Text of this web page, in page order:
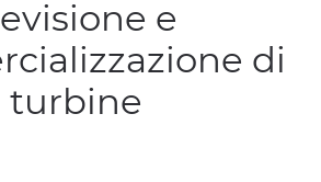
e
di
turbine